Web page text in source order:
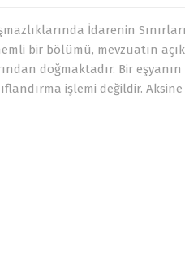
İdarenin
bir bölümü, mevzuatın
doğmaktadır. Bir
işlemi değildir.